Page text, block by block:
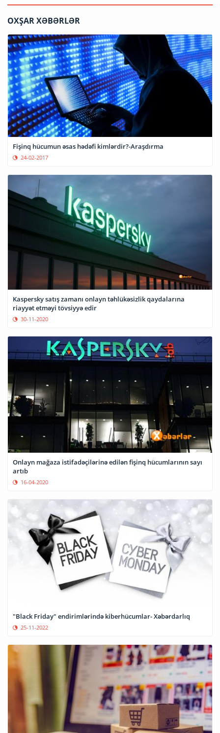
OXŞAR XƏBƏRLƏR
Fişinq hücumun əsas hədəfi kimlərdir?-Araşdırma
24-02-2017
Kaspersky satış zamanı onlayn təhlükəsizlik qaydalarına
riayyət etməyi tövsiyyə edir
30-11-2020
Onlayn mağaza istifadəçilərinə edilən fişinq hücumlarının sayı
artıb
16-04-2020
"Black Friday" endirimlərində kiberhücumlar- Xəbərdarlıq
25-11-2022